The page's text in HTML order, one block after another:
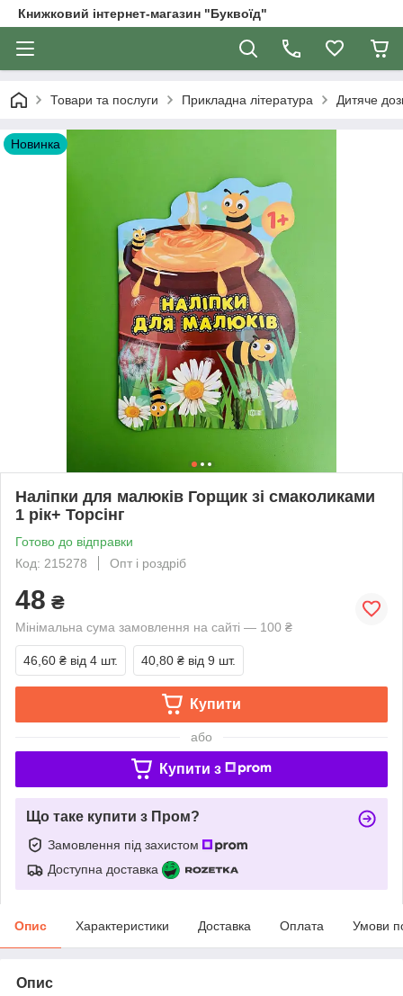
Книжковий інтернет-магазин "Буквоїд"
Товари та послуги Прикладна література Дитяче
Новинка
Наліпки для малюків Горщик зі смаколиками
1 рік+ Торсінг
Готово до відправки
Код: 215278
Опт і роздріб
48 ₴
Мінімальна сума замовлення на сайті — 100 ₴
46,60 ₴ від 4 шт. 40,80 ₴ від 9 шт.
Купити
або
Купити з
Що таке купити з Пром?
Замовлення під захистом
Доступна доставка
Опис Характеристики Доставка Оплата Умови
Опис